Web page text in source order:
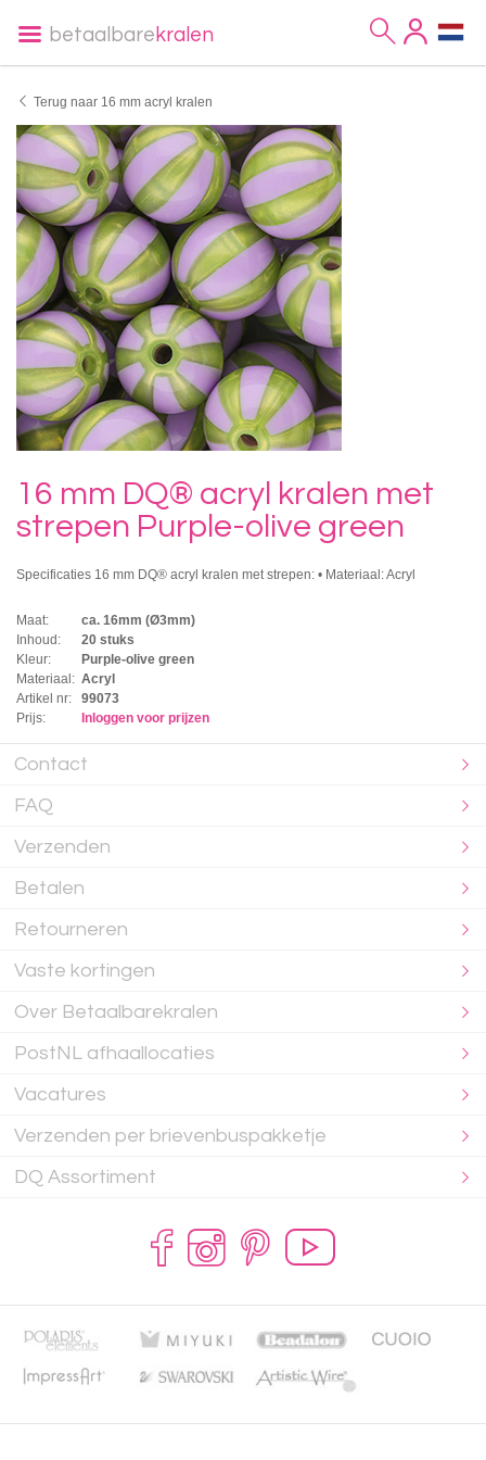
betaalbare kralen
Terug naar 16 mm acryl kralen
16 mm DQ® acryl kralen met
strepen Purple-olive green
Specificaties 16 mm DQ® acryl kralen met strepen: • Materiaal: Acryl
Maat:
ca. 16mm (Ø3mm)
Inhoud:
20 stuks
Kleur:
Purple-olive green
Materiaal: Acryl
Artikel nr:
99073
Prijs:
Inloggen voor prijzen
Contact
FAQ
Verzenden
Betalen
Retourneren
Vaste kortingen
Over Betaalbarekralen
PostNL afhaallocaties
Vacatures
Verzenden per brievenbuspakketje
DQ Assortiment